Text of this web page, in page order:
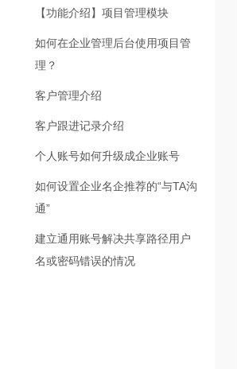
【功能介绍】项目管理模块
如何在企业管理后台使用项目管
理？
客户管理介绍
客户跟进记录介绍
个人账号如何升级成企业账号
如何设置企业名企推荐的“与TA沟
通”
建立通用账号解决共享路径用户
名或密码错误的情况